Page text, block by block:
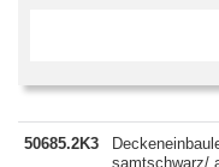
50685.2K3
samtschwarz/